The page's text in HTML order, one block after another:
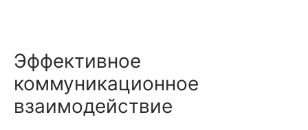
Эффективное
коммуникационное
взаимодействие